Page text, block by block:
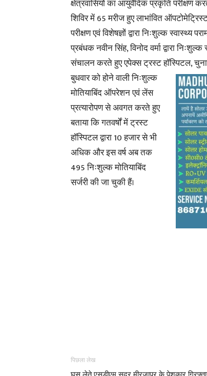
क्षेत्रवासियों का आयुर्वेदिक प्रकृति परीक्षण
शिविर में 65 मरीज हुए लाभांवित
परीक्षण एवं विशेषज्ञों द्वारा निःशुल्क स्वास्थ्य
प्रबंधक नवीन सिंह, विनोद वर्मा द्वारा निःशुल्क
संचालन करते हुए एपेक्स ट्रस्ट हॉस्पिटल,
बुधवार कोहोने वाली निःशुल्क
मोतियाबिंद ऑपरेशन एवं लेंस
प्रत्यारोपण से अवगत करते हुए
बताया कि गतवर्षों में ट्रस्ट
हॉस्पिटल द्वारा 10 हजार से भी
अधिक और इस वर्ष अब तक
495 निःशुल्क मोतियाबिंद
सर्जरी की जा चुकी हैं।
पिछला लेख